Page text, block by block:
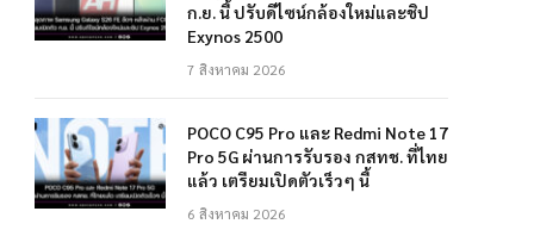
ก.ย. นี้ ปรับดีไซน์กล้องใหม่และชิป
Exynos 2500
7 สิงหาคม 2026
POCO C95 Pro และ Redmi Note 17
Pro 5G ผ่านการรับรอง กสทช. ที่ไทย
แล้ว เตรียมเปิดตัวเร็วๆ นี้
6 สิงหาคม 2026